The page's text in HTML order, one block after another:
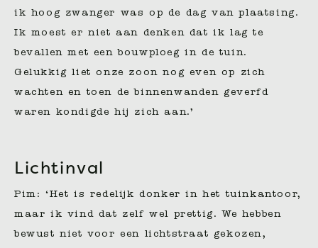
ik hoog zwanger was op de dag van plaatsing.
Ik moest er niet aan denken dat ik lag te
bevallen met een bouwploeg in de tuin.
Gelukkig liet onze zoon nog even op zich
wachten en toen de binnenwanden geverfd
waren kondigde hij zich aan.’
Lichtinval
Pim: ‘Het is redelijk donker in het tuinkantoor,
maar ik vind dat zelf wel prettig. We hebben
bewust niet voor een lichtstraat gekozen,